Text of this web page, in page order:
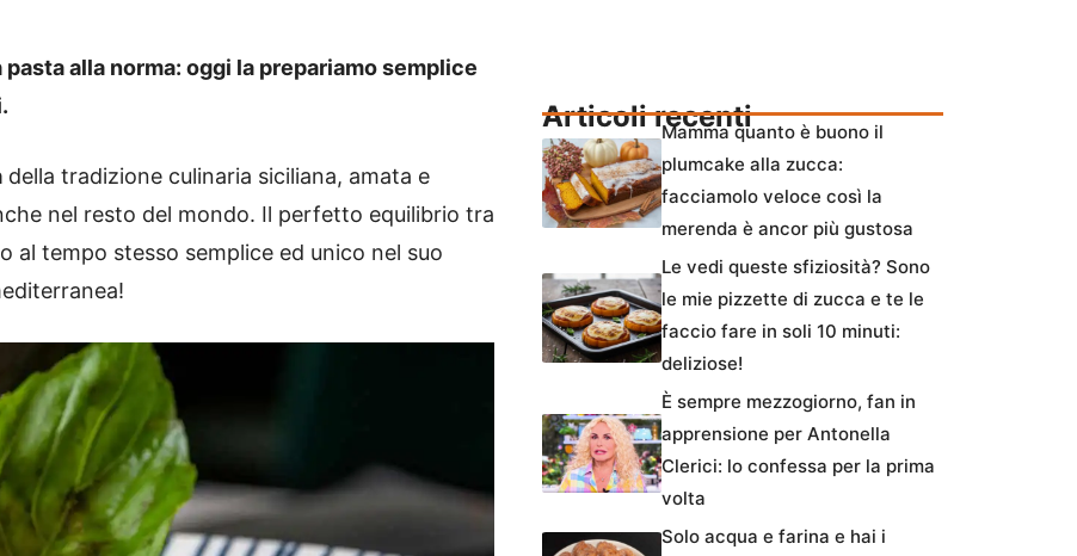
alla norma: oggi la prepariamo semplice
della tradizione culinaria siciliana, amata e
nel resto del mondo. Il perfetto equilibrio tra
tempo stesso semplice ed unico nel suo
Articoli recentiMamma quanto è buono il
plumcake alla zucca:
facciamolo veloce così la
merenda è ancor più gustosa
Le vedi queste sfiziosità? Sono
le mie pizzette di zucca e te le
faccio fare in soli 10 minuti:
deliziose!
È sempre mezzogiorno, fan in
apprensione per Antonella
Clerici: lo confessa per la prima
volta
Solo acqua e farina e hai i